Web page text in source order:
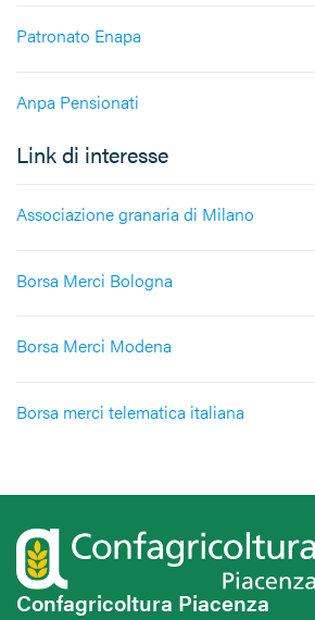
Patronato Enapa
Anpa Pensionati
Link di interesse
Associazione granaria di Milano
Borsa Merci Bologna
Borsa Merci Modena
Borsa merci telematica italiana
Confagricoltura Piacenza